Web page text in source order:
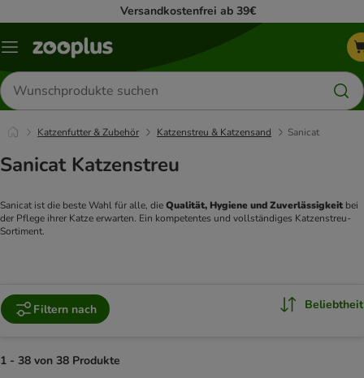
Versandkostenfrei ab 39€
Menü
Produkte
suchen
Katzenfutter & Zubehör Katzenstreu & Katzensand Sanicat
Sanicat Katzenstreu
Sanicat ist die beste Wahl für alle, die Qualität, Hygiene und Zuverlässigkeit bei
der Pflege ihrer Katze erwarten. Ein kompetentes und vollständiges Katzenstreu-
Sortiment.
Filtern nach Beliebtheit
1 - 38 von 38 Produkte